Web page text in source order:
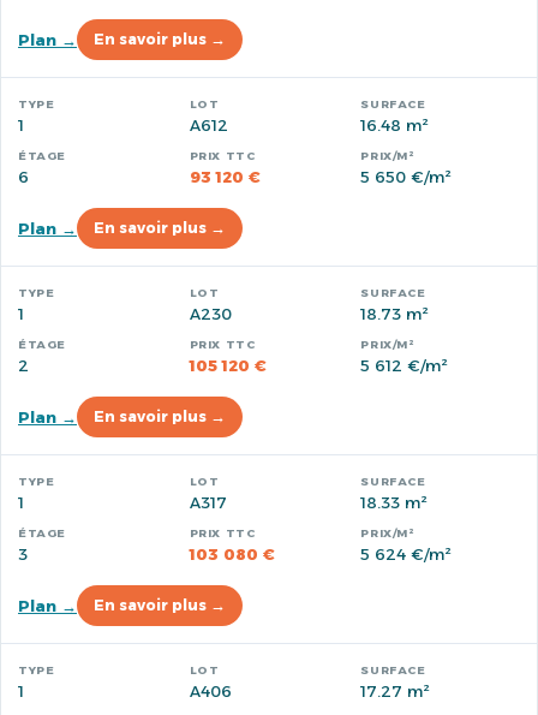
Plan → En savoir plus →
1 A612 16.48 m²
6 93 120 € 5 650 €/m²
Plan → En savoir plus →
1 A230 18.73 m²
2 105 120 € 5 612 €/m²
Plan → En savoir plus →
1 A317 18.33 m²
3 103 080 € 5 624 €/m²
Plan → En savoir plus →
1 A406 17.27 m²